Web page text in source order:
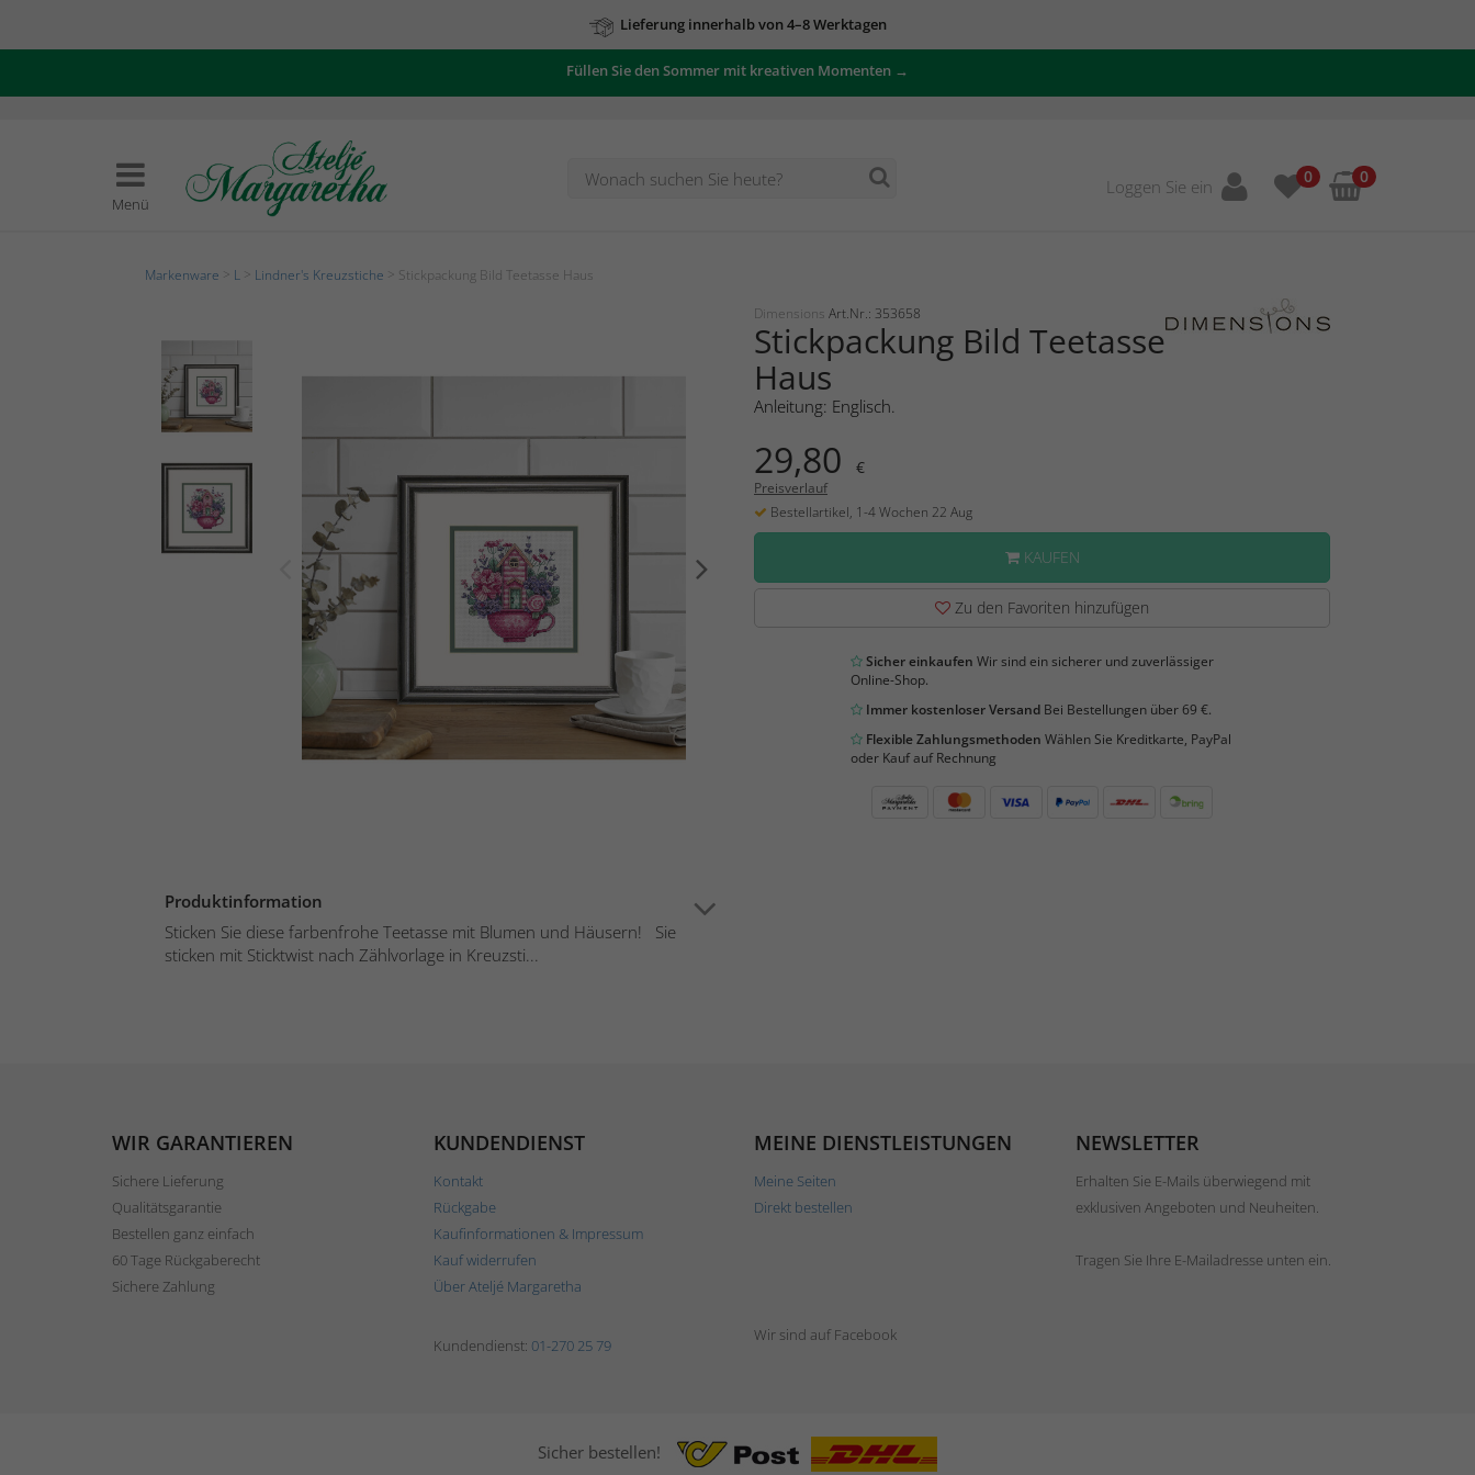
Lieferung innerhalb von 4–8 Werktagen
Füllen Sie den Sommer mit kreativen Momenten →
Menü
Loggen Sie ein 0 0
Markenware L Lindner's Kreuzstiche > Stickpackung Bild Teetasse Haus
Produktinformation
Sticken Sie diese farbenfrohe Teetasse mit Blumen und Häusern! Sie
sticken mit Sticktwist nach Zählvorlage in Kreuzsti...
Dimensions Art.Nr.: 353658
Stickpackung Bild Teetasse
Haus
Anleitung: Englisch.
29,80 €
Preisverlauf
Bestellartikel, 1-4 Wochen 22 Aug
KAUFEN
Zu den Favoriten hinzufügen
Sicher einkaufen Wir sind ein sicherer und zuverlässiger
Online-Shop.
Immer kostenloser VersandBei Bestellungen über 69 €.
Flexible Zahlungsmethoden Wählen Sie Kreditkarte, PayPal
oder Kauf auf Rechnung
WIR GARANTIEREN
Sichere Lieferung
Qualitätsgarantie
Bestellen ganz einfach
60 Tage Rückgaberecht
Sichere Zahlung
KUNDENDIENST
Kontakt
Rückgabe
Kaufinformationen & Impressum
Kauf widerrufen
Über Ateljé Margaretha
MEINE DIENSTLEISTUNGEN
Meine Seiten
Direkt bestellen
NEWSLETTER
Erhalten Sie E-Mails überwiegend mit
exklusiven Angeboten und Neuheiten.
Tragen Sie Ihre E-Mailadresse unten ein.
Kundendienst: 01-270 25 79
Wir sind auf Facebook
Sicher bestellen!